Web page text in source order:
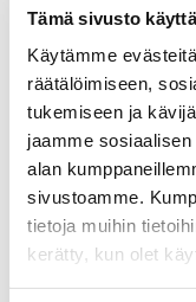
Tämä sivusto
Käytämme
räätälöimiseen,
tukemiseen ja
jaamme
alan
sivustoamme.
tietoja muihin
kerätty, kun olet
Ylempi
kaupanvahvistaja
Sp-Koti Forssa |
+358 45
Sp-Koti Forssa